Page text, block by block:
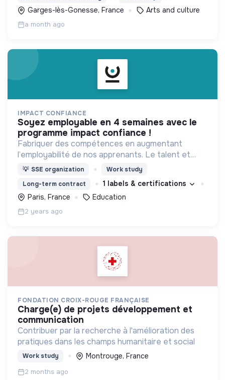
pratique, formation et participation.
Garges-lès-Gonesse, France Arts and culture
a month ago
IMPACT CONFIANCE
soyez employable en 4 semaines avec le
programme impact confiance !
Fabriquer des compétences en augmentant
l’employabilité de nos apprenants. Le talent et
l’envie valent autant que le diplôme.
💡 SSE organization
Work study
Long-term contract
1 labels & certifications
Paris, France
Education
2 years ago
FONDATION CROIX-ROUGE FRANÇAISE
charge(e) de projets développement et
communication
Contribuer par la recherche à l'amélioration des
pratiques dans les champs humanitaire et social
Work study Montrouge, France
2 months ago